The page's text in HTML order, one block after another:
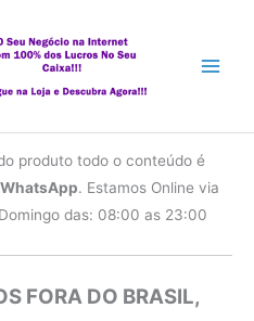
produto todo o conteúdo é
WhatsApp. Estamos Online via
das: 08:00 as 23:00
FORA DO BRASIL,